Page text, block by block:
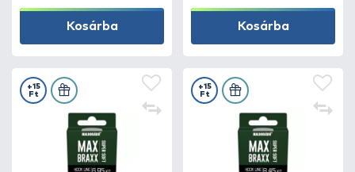
Kosárba Kosárba
+15
Ft
+15
Ft